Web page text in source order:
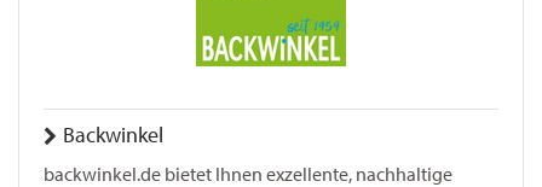
Backwinkel
backwinkel.de bietet Ihnen exzellente, nachhaltige